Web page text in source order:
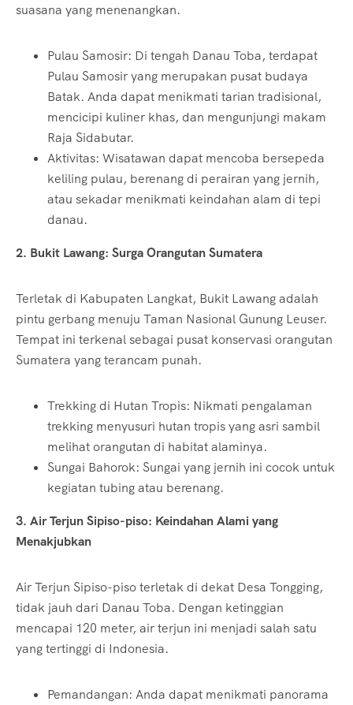
suasana yang menenangkan.
Pulau Samosir: Di tengah Danau Toba, terdapat
Pulau Samosir yang merupakan pusat budaya
Batak. Anda dapat menikmati tarian tradisional,
mencicipi kuliner khas, dan mengunjungi makam
Raja Sidabutar.
Aktivitas: Wisatawan dapat mencoba bersepeda
keliling pulau, berenang di perairan yang jernih,
atau sekadar menikmati keindahan alam di tepi
danau.
2. Bukit Lawang: Surga Orangutan Sumatera
Terletak di Kabupaten Langkat, Bukit Lawang adalah
pintu gerbang menuju Taman Nasional Gunung Leuser.
Tempat ini terkenal sebagai pusat konservasi orangutan
Sumatera yang terancam punah.
Trekking di Hutan Tropis: Nikmati pengalaman
trekking menyusuri hutan tropis yang asri sambil
melihat orangutan di habitat alaminya.
Sungai Bahorok: Sungai yang jernih ini cocok untuk
kegiatan tubing atau berenang.
3. Air Terjun Sipiso-piso: Keindahan Alami yang
Menakjubkan
Air Terjun Sipiso-piso terletak di dekat Desa Tongging,
tidak jauh dari Danau Toba. Dengan ketinggian
mencapai 120 meter, air terjun ini menjadi salah satu
yang tertinggi di Indonesia.
Pemandangan: Anda dapat menikmati panorama